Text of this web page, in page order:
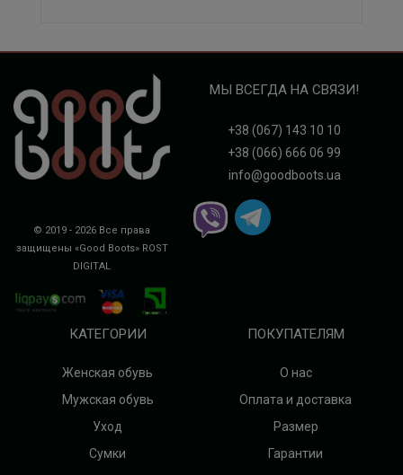
© 2019 - 2026 Все права
защищены «Good Boots» ROST
DIGITAL
МЫ ВСЕГДА НА СВЯЗИ!
+38 (067) 143 10 10
+38 (066) 666 06 99
info@goodboots.ua
КАТЕГОРИИ
Женская обувь
Мужская обувь
Уход
Сумки
ПОКУПАТЕЛЯМ
О нас
Оплата и доставка
Размер
Гарантии